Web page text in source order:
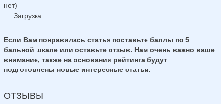
нет)
Загрузка...
Если Вам понравилась статья поставьте баллы по 5
бальной шкале или оставьте отзыв. Нам очень важно ваше
внимание, также на основании рейтинга будут
подготовлены новые интересные статьи.
ОТЗЫВЫ